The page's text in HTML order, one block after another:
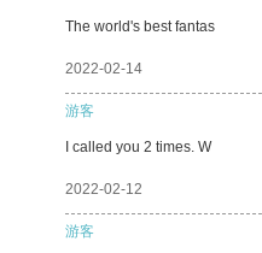
The world's best fantas
2022-02-14
游客
I called you 2 times. W
2022-02-12
游客